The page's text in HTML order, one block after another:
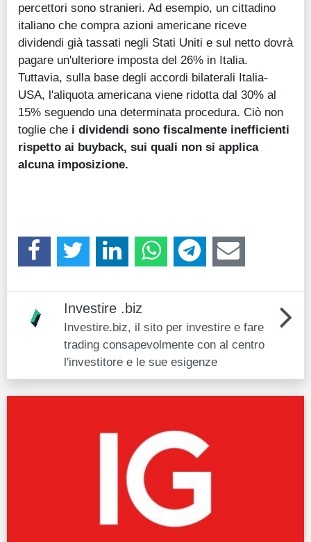
percettori sono stranieri. Ad esempio, un cittadino
italiano che compra azioni americane riceve
dividendi già tassati negli Stati Uniti e sul netto dovrà
pagare un'ulteriore imposta del 26% in Italia.
Tuttavia, sulla base degli accordi bilaterali Italia-
USA, l'aliquota americana viene ridotta dal 30% al
15% seguendo una determinata procedura. Ciò non
toglie che i dividendi sono fiscalmente inefficienti
rispetto ai buyback, sui quali non si applica
alcuna imposizione.
Investire .biz
Investire.biz, il sito per investire e fare
trading consapevolmente con al centro
l'investitore e le sue esigenze